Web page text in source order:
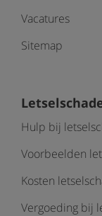
Vacatures
Sitemap
Hulp bij
Voorbeelden
Kosten
Vergoeding bij